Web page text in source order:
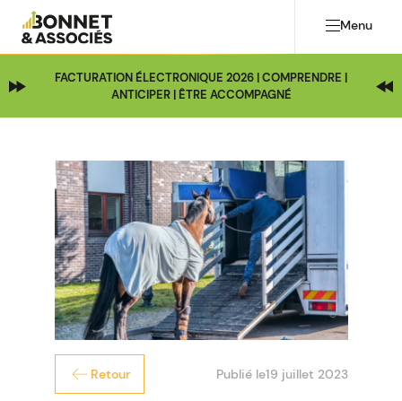
Menu
FACTURATION ÉLECTRONIQUE 2026 | COMPRENDRE |
ANTICIPER | ÊTRE ACCOMPAGNÉ
Retour Publié le19 juillet 2023